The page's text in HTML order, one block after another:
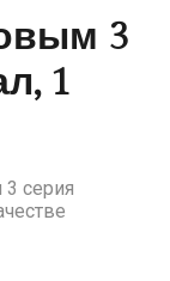
3
1
серия